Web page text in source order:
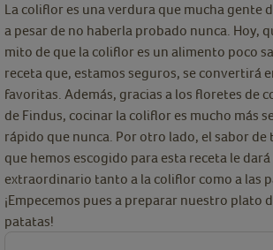
La coliflor es una verdura que mucha gente
a pesar de no haberla probado nunca. Hoy,
mito de que la coliflor es un alimento poco
receta que, estamos seguros, se convertirá
favoritas. Además, gracias a los floretes de
de Findus, cocinar la coliflor es mucho más
rápido que nunca. Por otro lado, el sabor de
que hemos escogido para esta receta le
extraordinario tanto a la coliflor como a las
¡Empecemos pues a preparar nuestro plato
patatas!